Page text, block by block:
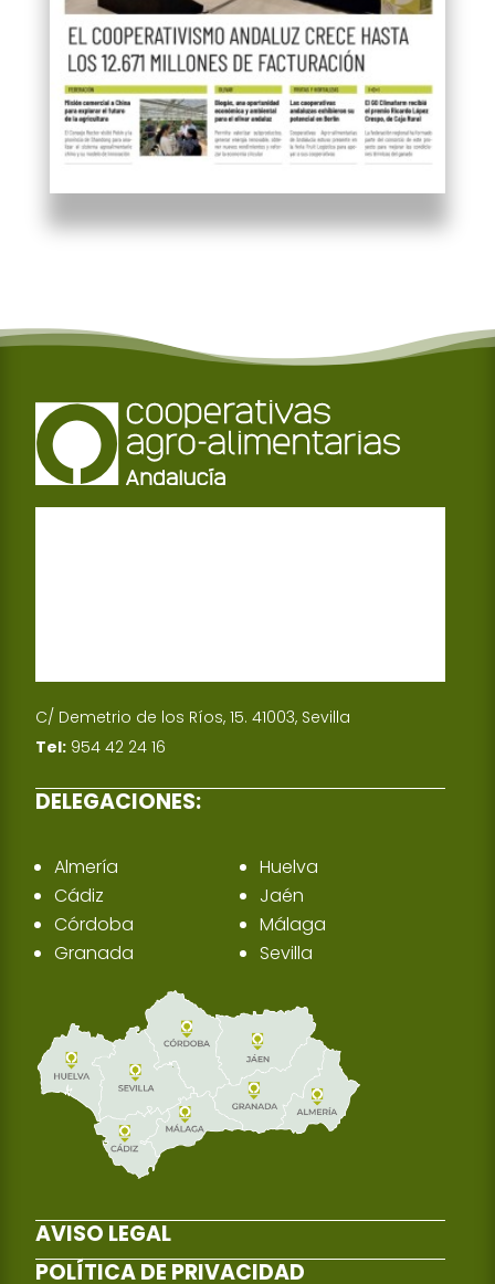
C/ Demetrio de los Ríos, 15. 41003, Sevilla
Tel: 954 42 24 16
DELEGACIONES:
Almería
Cádiz
Córdoba
Granada
Huelva
Jaén
Málaga
Sevilla
AVISO LEGAL
POLÍTICA DE PRIVACIDAD